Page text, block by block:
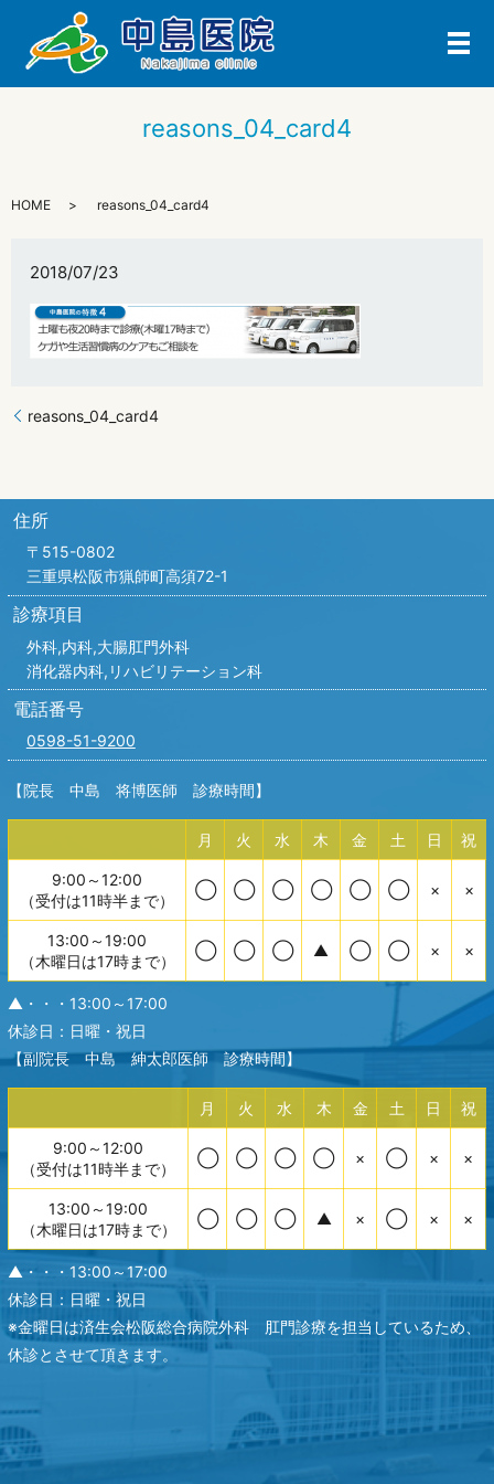
メ
reasons_04_card4
HOME reasons_04_card4
2018/07/23
reasons_04_card4
住所
〒515-0802
三重県松阪市猟師町高須72-1
診療項目
外科,内科,大腸肛門外科
消化器内科,リハビリテーション科
電話番号
0598-51-9200
【院長 中島 将博医師 診療時間】
月 火 水 木 金 土 日 祝
9:00～12:00
（受付は11時半まで）
◯ ◯ ◯ ◯ ◯ ◯ × ×
13:00～19:00
（木曜日は17時まで）
◯ ◯ ◯ ▲ ◯ ◯ × ×
▲・・・13:00～17:00
休診日：日曜・祝日
【副院長 中島 紳太郎医師 診療時間】
月 火 水 木 金 土 日 祝
9:00～12:00
（受付は11時半まで）
◯ ◯ ◯ ◯ × ◯ × ×
13:00～19:00
（木曜日は17時まで）
◯ ◯ ◯ ▲ × ◯ × ×
▲・・・13:00～17:00
休診日：日曜・祝日
※金曜日は済生会松阪総合病院外科 肛門診療を担当しているため、
休診とさせて頂きます。